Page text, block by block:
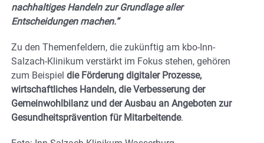
nachhaltiges Handeln zur Grundlage aller
Entscheidungen machen.“
Zu den Themenfeldern, die zukünftig am kbo-Inn-
Salzach-Klinikum verstärkt im Fokus stehen, gehören
zum Beispiel die Förderung digitaler Prozesse,
wirtschaftliches Handeln, die Verbesserung der
Gemeinwohlbilanz und der Ausbau an Angeboten zur
Gesundheitsprävention für Mitarbeitende.